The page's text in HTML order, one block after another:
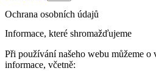
Ochrana osobních údajů
Informace, které shromažďujeme
Při používání našeho webu můžeme o
informace, včetně: